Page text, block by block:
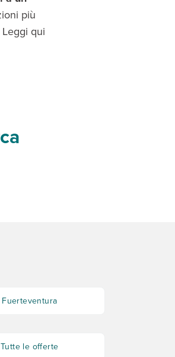
più
qui
Fuerteventura
Tutte le offerte